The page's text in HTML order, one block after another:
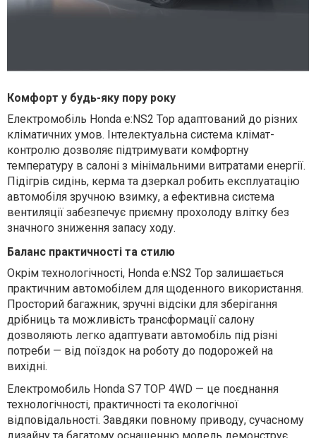
Комфорт у будь-яку пору року
Електромобіль Honda e:NS2 Top адаптований до різних
кліматичних умов. Інтелектуальна система клімат-
контролю дозволяє підтримувати комфортну
температуру в салоні з мінімальними витратами енергії.
Підігрів сидінь, керма та дзеркал робить експлуатацію
автомобіля зручною взимку, а ефективна система
вентиляції забезпечує приємну прохолоду влітку без
значного зниження запасу ходу.
Баланс практичності та стилю
Окрім технологічності, Honda e:NS2 Top залишається
практичним автомобілем для щоденного використання.
Просторий багажник, зручні відсіки для зберігання
дрібниць та можливість трансформації салону
дозволяють легко адаптувати автомобіль під різні
потреби — від поїздок на роботу до подорожей на
вихідні.
Електромобиль Honda S7 TOP 4WD — це поєднання
технологічності, практичності та екологічної
відповідальності. Завдяки повному приводу, сучасному